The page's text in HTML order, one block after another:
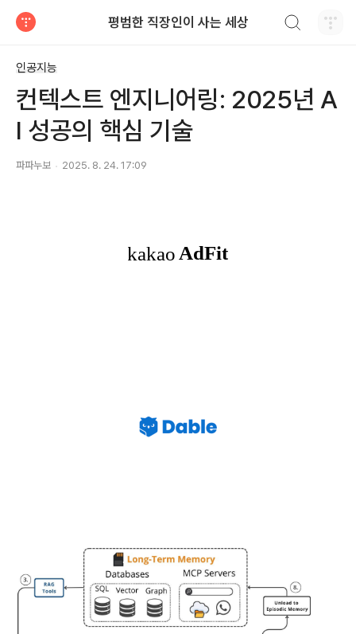
평범한 직장인이 사는 세상
인공지능
컨텍스트 엔지니어링: 2025년 A
I 성공의 핵심 기술
파파누보 2025. 8. 24. 17:09